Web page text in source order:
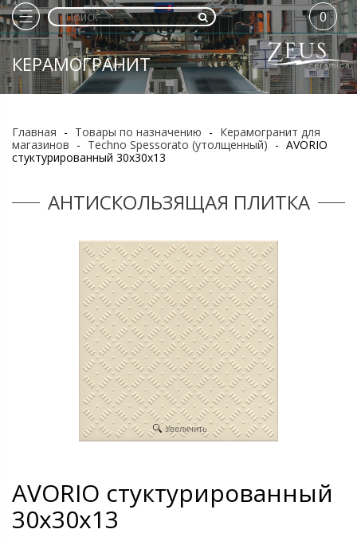
КЕРАМОГРАНИТ
0
Главная - Товары по назначению - Керамогранит для
магазинов - Techno Spessorato (утолщенный) - AVORIO
стуктурированный 30х30х13
АНТИСКОЛЬЗЯЩАЯ ПЛИТКА
Увеличить
AVORIO стуктурированный
30х30х13